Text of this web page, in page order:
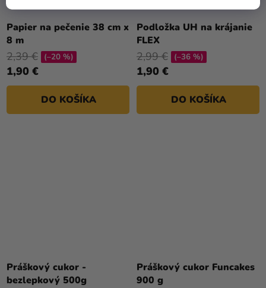
Papier na pečenie 38 cm x
8 m
1,90 €
2,39 € (–20 %)
DO KOŠÍKA
Podložka UH na krájanie
FLEX
1,90 €
2,99 € (–36 %)
DO KOŠÍKA
Práškový cukor -
bezlepkový 500g
Práškový cukor Funcakes
900 g